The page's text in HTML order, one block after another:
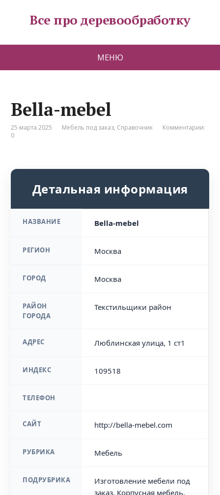
Все про деревообработку
МЕНЮ
Bella-mebel
25 марта 2025 Мебель под заказ, Справочник
Комментарии:
0
Детальная информация
НАЗВАНИЕ Bella-mebel
РЕГИОН Москва
ГОРОД Москва
РАЙОН
ГОРОДА
Текстильщики район
АДРЕС Люблинская улица, 1 ст1
ИНДЕКС 109518
ТЕЛЕФОН
САЙТ http://bella-mebel.com
РУБРИКА Мебель
ПОДРУБРИКА
Изготовление мебели под
заказ, Корпусная мебель,